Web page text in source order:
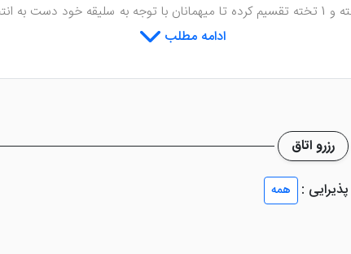
اتاق های خود را به دو دسته 2 تخته و 1 تخته تقسیم کرده تا میهمانان با توجه
می باشد. از ویژگی هایی که در برخی هتل های مشهد نیست
بوده و خدماتی مطلوب ارائه می دهد.
دیگری را عرضه می کند که در ادامه با آن ها آشنا خواهید شد.
ادامه مطلب
رزرو اتاق
پذیرایی :
همه